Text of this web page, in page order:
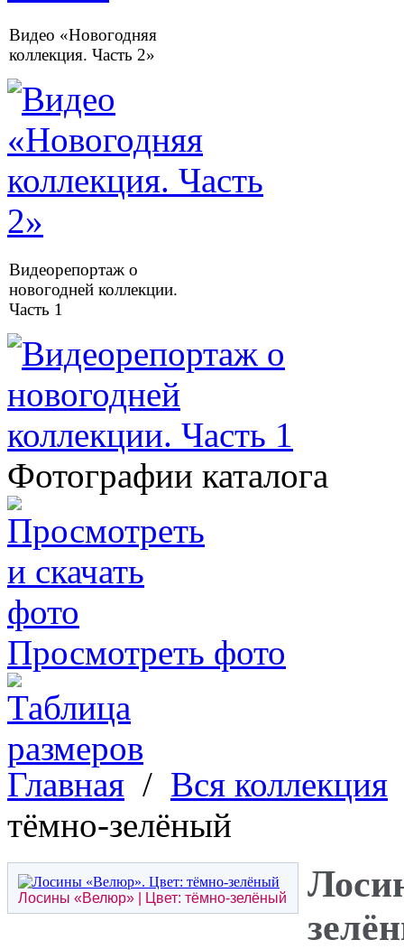
Видео «Новогодняя
коллекция. Часть 2»
Видеорепортаж о
новогодней коллекции.
Часть 1
Фотографии каталога
Просмотреть фото
Главная / Вся коллекция
тёмно-зелёный
Лосины «Велюр» | Цвет: тёмно-зелёный